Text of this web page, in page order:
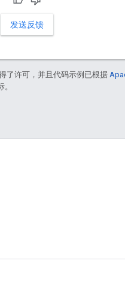
发送反馈
了许可，并且代码示例已根据